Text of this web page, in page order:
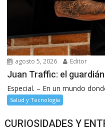
agosto 5, 2026 Editor
Juan Traffic: el
Especial. – En un mundo
Salud y Tecnología
CURIOSIDADES Y